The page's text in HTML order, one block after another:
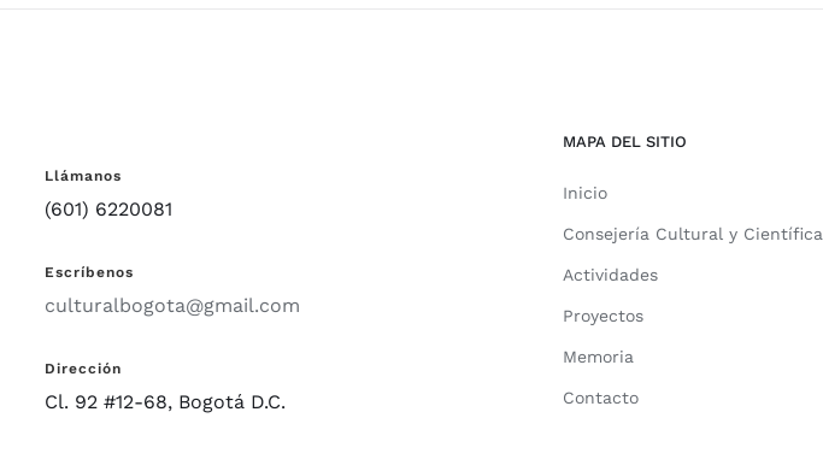
Llámanos
(601) 6220081
Escríbenos
culturalbogota@gmail.com
Dirección
Cl. 92 #12-68, Bogotá D.C.
MAPA DEL SITIO
Inicio
Consejería Cultural y Científica
Actividades
Proyectos
Memoria
Contacto